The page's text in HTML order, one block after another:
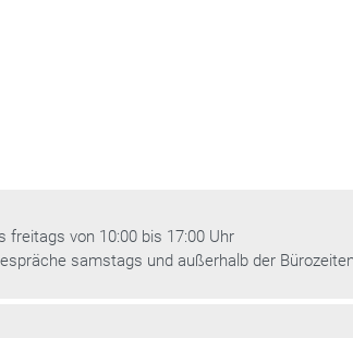
freitags von 10:00 bis 17:00 Uhr
samstags und außerhalb der